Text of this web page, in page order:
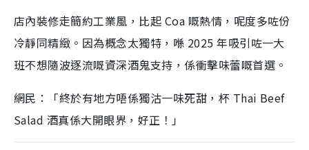
店內裝修走簡約工業風，比起 Coa 嘅熱情，呢度多咗份
冷靜同精緻。因為概念太獨特，喺 2025 年吸引咗一大
班不想隨波逐流嘅資深酒鬼支持，係衝擊味蕾嘅首選。
網民：「終於有地方唔係獨沽一味死甜，杯 Thai Beef
Salad 酒真係大開眼界，好正！」